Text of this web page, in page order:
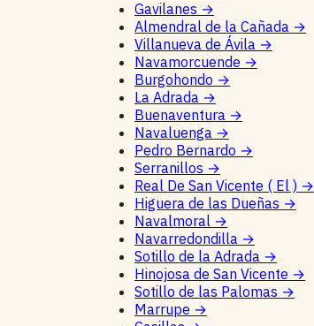
Gavilanes →
Almendral de la Cañada →
Villanueva de Ávila →
Navamorcuende →
Burgohondo →
La Adrada →
Buenaventura →
Navaluenga →
Pedro Bernardo →
Serranillos →
Real De San Vicente ( El ) →
Higuera de las Dueñas →
Navalmoral →
Navarredondilla →
Sotillo de la Adrada →
Hinojosa de San Vicente →
Sotillo de las Palomas →
Marrupe →